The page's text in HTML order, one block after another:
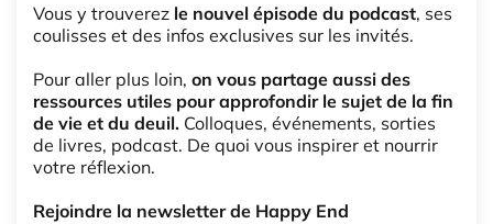
Vous y trouverez le nouvel épisode du podcast, ses
coulisses et des infos exclusives sur les invités.
Pour aller plus loin, on vous partage aussi des
ressources utiles pour approfondir le sujet de la fin
de vie et du deuil. Colloques, événements, sorties
de livres, podcast. De quoi vous inspirer et nourrir
votre réflexion.
Rejoindre la newsletter de Happy End